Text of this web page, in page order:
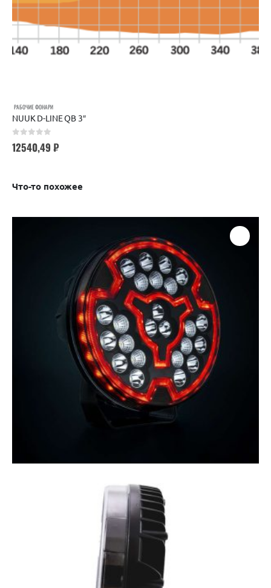
РАБОЧИЕ ФОНАРИ
NUUK D-LINE QB 3″
12540,49 ₽
Что-то похожее